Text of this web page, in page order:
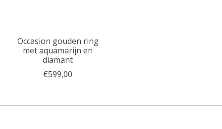
Occasion gouden ring
met aquamarijn en
diamant
€599,00